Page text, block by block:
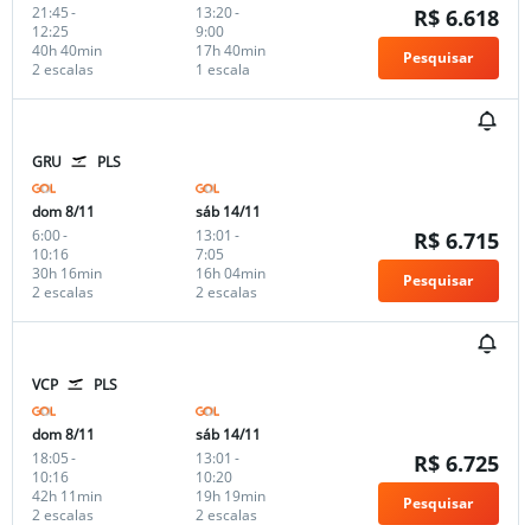
21:45-
12:25
2 escalas
40h 40min
13:20-
9:00
1 escala
17h 40min
R$ 6.618
Pesquisar
GRU PLS
dom 8/11
6:00-
10:16
2 escalas
30h 16min
sáb 14/11
13:01 -
7:05
2 escalas
16h 04min
R$ 6.715
Pesquisar
VCP PLS
dom 8/11
18:05-
10:16
2 escalas
42h 11min
sáb 14/11
13:01 -
10:20
2 escalas
19h 19min
R$ 6.725
Pesquisar